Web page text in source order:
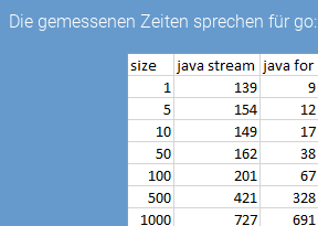
Die gemessenen Zeiten sprechen für go: